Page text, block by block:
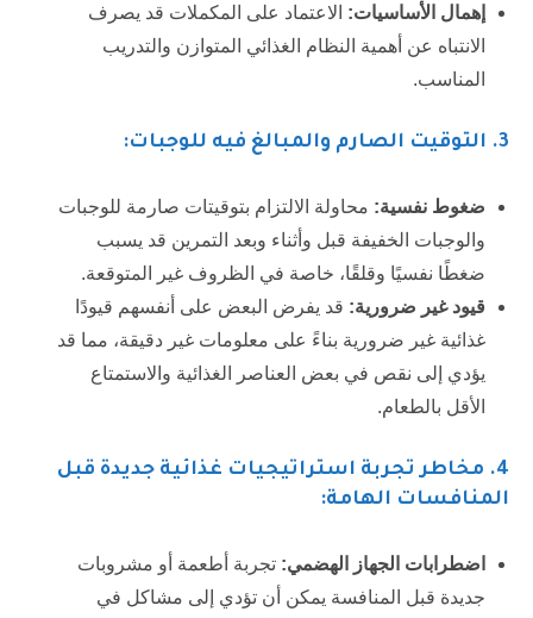
إهمال الأساسيات: الاعتماد على المكملات قد يصرف
الانتباه عن أهمية النظام الغذائي المتوازن والتدريب
المناسب.
3. التوقيت الصارم والمبالغ فيه للوجبات:
ضغوط نفسية: محاولة الالتزام بتوقيتات صارمة للوجبات
والوجبات الخفيفة قبل وأثناء وبعد التمرين قد يسبب
ضغطًا نفسيًا وقلقًا، خاصة في الظروف غير المتوقعة.
قيود غير ضرورية: قد يفرض البعض على أنفسهم قيودًا
غذائية غير ضرورية بناءً على معلومات غير دقيقة، مما قد
يؤدي إلى نقص في بعض العناصر الغذائية والاستمتاع
الأقل بالطعام.
4. مخاطر تجربة استراتيجيات غذائية جديدة قبل
المنافسات الهامة:
اضطرابات الجهاز الهضمي: تجربة أطعمة أو مشروبات
جديدة قبل المنافسة يمكن أن تؤدي إلى مشاكل في